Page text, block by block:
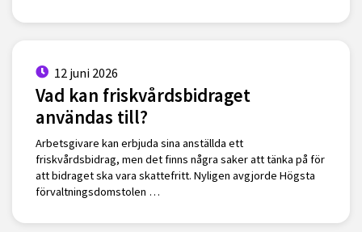
12 juni 2026
Vad kan friskvårdsbidraget
användas till?
Arbetsgivare kan erbjuda sina anställda ett
friskvårdsbidrag, men det finns några saker att tänka på för
att bidraget ska vara skattefritt. Nyligen avgjorde Högsta
förvaltningsdomstolen …